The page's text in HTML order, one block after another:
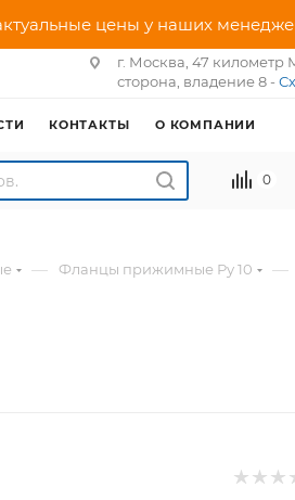
цены у наших
г. Москва, 47
сторона, владение 8 -
КОНТАКТЫ О КОМПАНИИ
0
— Фланцы прижимные Ру 10 —